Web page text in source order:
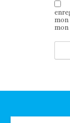
mon